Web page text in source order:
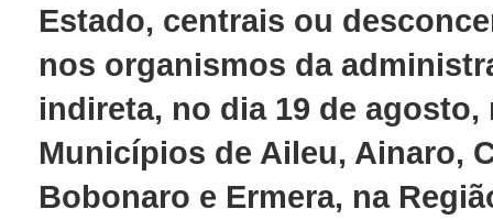
Estado, centrais ou
nos organismos da
indireta, no dia 19 de agosto,
Municípios de Aileu, Ainaro,
Bobonaro e Ermera, na